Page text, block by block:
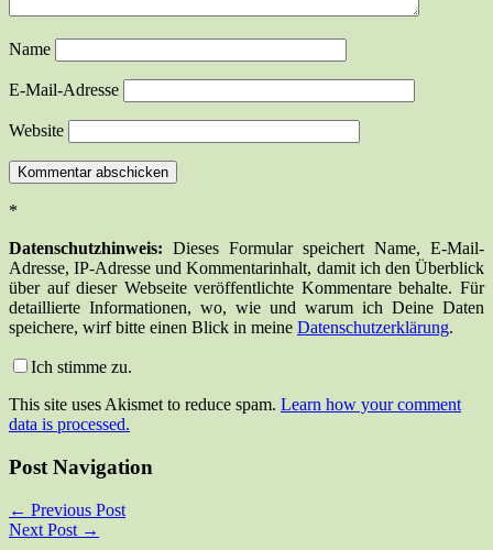
Name
E-Mail-Adresse
Website
*
Datenschutzhinweis: Dieses Formular speichert Name, E-Mail-
Adresse, IP-Adresse und Kommentarinhalt, damit ich den Überblick
über auf dieser Webseite veröffentlichte Kommentare behalte. Für
detaillierte Informationen, wo, wie und warum ich Deine Daten
speichere, wirf bitte einen Blick in meine Datenschutzerklärung.
Ich stimme zu.
This site uses Akismet to reduce spam. Learn how your comment
data is processed.
Post Navigation
← Previous Post
Next Post →